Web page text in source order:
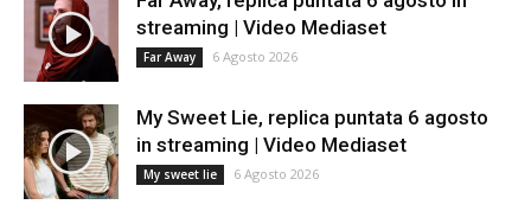
streaming | Video Mediaset
Far Away 6 Agosto 2026
My Sweet Lie, replica puntata 6 agosto
in streaming | Video Mediaset
My sweet lie 6 Agosto 2026